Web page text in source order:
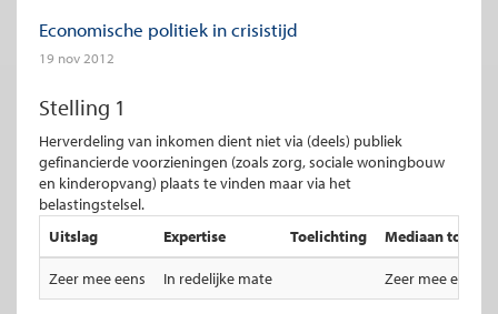
Economische politiek in crisistijd
19 nov 2012
Stelling 1
Herverdeling van inkomen dient niet via (deels) publiek
gefinancierde voorzieningen (zoals zorg, sociale woningbouw
en kinderopvang) plaats te vinden maar via het
belastingstelsel.
Uitslag
Expertise Toelichting Mediaan totale
Zeer mee eens In redelijke mate Zeer mee eens